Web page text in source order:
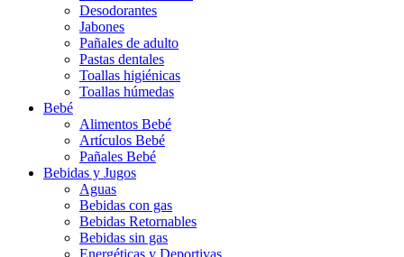
Desodorantes
Jabones
Pañales de adulto
Pastas dentales
Toallas higiénicas
Toallas húmedas
Bebé
Alimentos Bebé
Artículos Bebé
Pañales Bebé
Bebidas y Jugos
Aguas
Bebidas con gas
Bebidas Retornables
Bebidas sin gas
Energéticas y Deportivas